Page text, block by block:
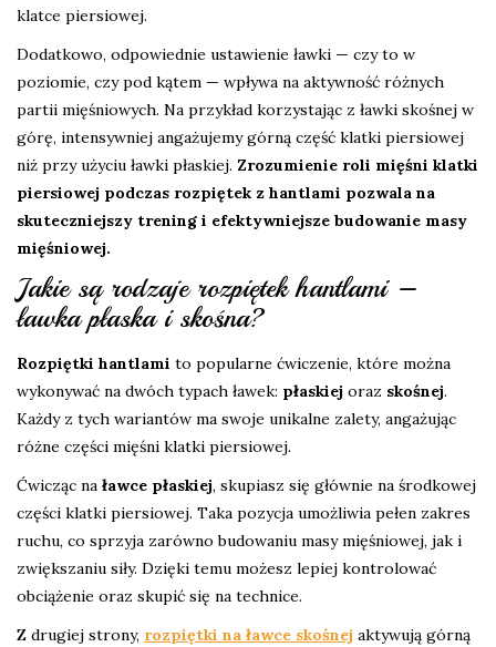
klatce piersiowej.
Dodatkowo, odpowiednie ustawienie ławki — czy to w
poziomie, czy pod kątem — wpływa na aktywność różnych
partii mięśniowych. Na przykład korzystając z ławki skośnej w
górę, intensywniej angażujemy górną część klatki piersiowej
niż przy użyciu ławki płaskiej. Zrozumienie roli mięśni klatki
piersiowej podczas rozpiętek z hantlami pozwala na
skuteczniejszy trening i efektywniejsze budowanie masy
mięśniowej.
Jakie są rodzaje rozpiętek hantlami –
ławka płaska i skośna?
Rozpiętki hantlami to popularne ćwiczenie, które można
wykonywać na dwóch typach ławek: płaskiej oraz skośnej.
Każdy z tych wariantów ma swoje unikalne zalety, angażując
różne części mięśni klatki piersiowej.
Ćwicząc na ławce płaskiej, skupiasz się głównie na środkowej
części klatki piersiowej. Taka pozycja umożliwia pełen zakres
ruchu, co sprzyja zarówno budowaniu masy mięśniowej, jak i
zwiększaniu siły. Dzięki temu możesz lepiej kontrolować
obciążenie oraz skupić się na technice.
Z drugiej strony, rozpiętki na ławce skośnej aktywują górną